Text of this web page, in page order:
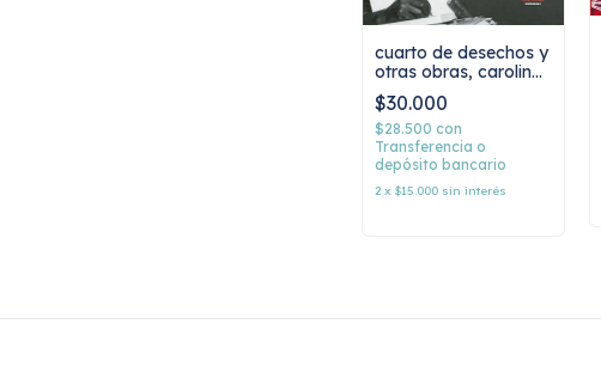
cuarto de desechos y
otras obras, carolina
maría de jesus
$30.000
$28.500 con
Transferencia o
depósito bancario
2 x $15.000 sin interés